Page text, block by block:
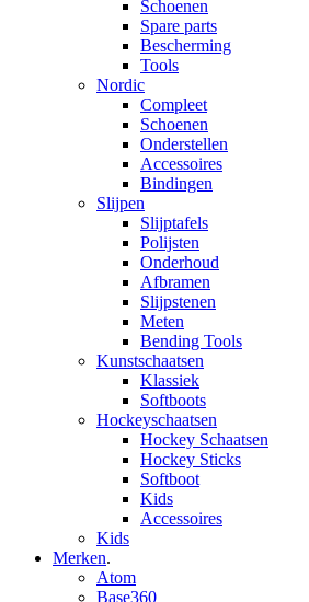
Schoenen
Spare parts
Bescherming
Tools
Nordic
Compleet
Schoenen
Onderstellen
Accessoires
Bindingen
Slijpen
Slijptafels
Polijsten
Onderhoud
Afbramen
Slijpstenen
Meten
Bending Tools
Kunstschaatsen
Klassiek
Softboots
Hockeyschaatsen
Hockey Schaatsen
Hockey Sticks
Softboot
Kids
Accessoires
Kids
Merken.
Atom
Base360